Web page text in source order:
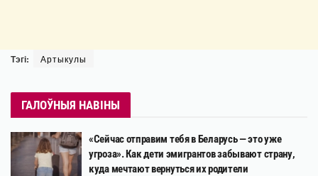
Тэгі: Артыкулы
ГАЛОЎНЫЯ НАВІНЫ
«Сейчас отправим тебя в Беларусь — это уже
угроза». Как дети эмигрантов забывают страну,
куда мечтают вернуться их родители